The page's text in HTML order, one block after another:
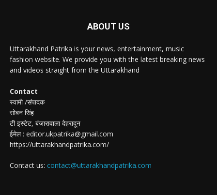
ABOUT US
Uttarakhand Patrika is your news, entertainment, music
fashion website. We provide you with the latest breaking news
and videos straight from the Uttarakhand
Contact
स्वामी /संपादक
सोबन सिंह
टी इस्टेट, बंजारावाला देहरादून
ईमेल : editor.ukpatrika@gmail.com
https://uttarakhandpatrika.com/
Contact us: contact@uttarakhandpatrika.com